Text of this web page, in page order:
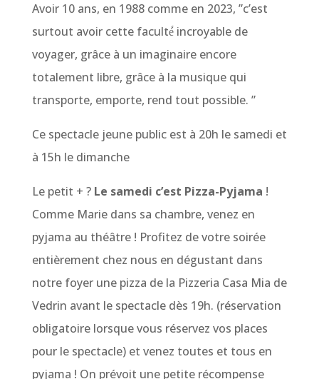
Avoir 10 ans, en 1988 comme en 2023, ”c’est
surtout avoir cette faculté́ incroyable de
voyager, grâce à un imaginaire encore
totalement libre, grâce à la musique qui
transporte, emporte, rend tout possible. ”
Ce spectacle jeune public est à 20h le samedi et
à 15h le dimanche
Le petit + ? Le samedi c’est Pizza-Pyjama !
Comme Marie dans sa chambre, venez en
pyjama au théâtre ! Profitez de votre soirée
entièrement chez nous en dégustant dans
notre foyer une pizza de la Pizzeria Casa Mia de
Vedrin avant le spectacle dès 19h. (réservation
obligatoire lorsque vous réservez vos places
pour le spectacle) et venez toutes et tous en
pyjama ! On prévoit une petite récompense